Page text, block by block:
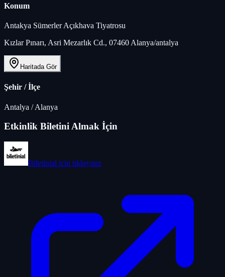
Konum
Antakya Sümerler Açıkhava Tiyatrosu
Kızlar Pınarı, Asri Mezarlık Cd., 07460 Alanya/antalya
Haritada Gör
Şehir / İlçe
Antalya /Alanya
Etkinlik Biletini Almak İçin
Biletinial için tıklayınız